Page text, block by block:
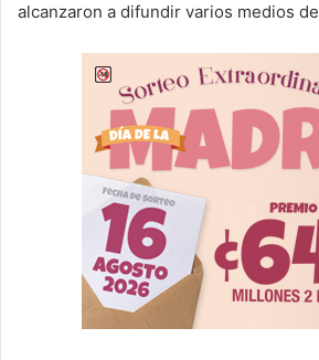
alcanzaron a difundir varios medios